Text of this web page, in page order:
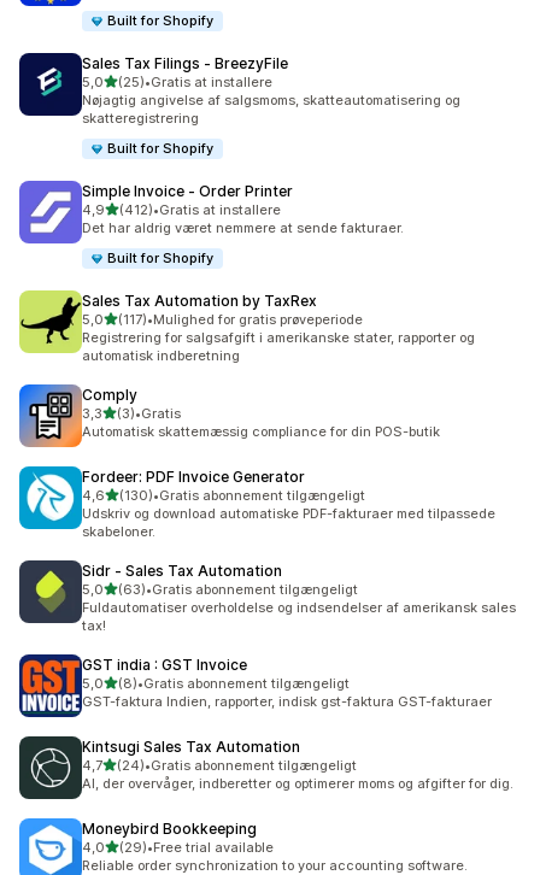
Built for Shopify
Sales Tax Filings ‑ BreezyFile
5,0ud af 5 stjerner
(25)
25 anmeldelser i alt
•Gratis at installere
Nøjagtig angivelse af salgsmoms, skatteautomatisering og
skatteregistrering
Built for Shopify
Simple Invoice ‑ Order Printer
4,9ud af 5 stjerner
(412)
412 anmeldelser i alt
•Gratis at installere
Det har aldrig været nemmere at sende fakturaer.
Built for Shopify
Sales Tax Automation by TaxRex
5,0ud af 5 stjerner
(117)
117 anmeldelser i alt
•Mulighed for gratis prøveperiode
Registrering for salgsafgift i amerikanske stater, rapporter og
automatisk indberetning
Comply
3,3ud af 5 stjerner
(3)
3 anmeldelser i alt
•Gratis
Automatisk skattemæssig compliance for din POS-butik
Fordeer: PDF Invoice Generator
4,6ud af 5 stjerner
(130)
130 anmeldelser i alt
•Gratis abonnement tilgængeligt
Udskriv og download automatiske PDF-fakturaer med tilpassede
skabeloner.
Sidr ‑ Sales Tax Automation
5,0ud af 5 stjerner
(63)
63 anmeldelser i alt
•Gratis abonnement tilgængeligt
Fuldautomatiser overholdelse og indsendelser af amerikansk sales
tax!
GST india : GST Invoice
5,0ud af 5 stjerner
(8)
8 anmeldelser i alt
•Gratis abonnement tilgængeligt
GST-faktura Indien, rapporter, indisk gst-faktura GST-fakturaer
Kintsugi Sales Tax Automation
4,7ud af 5 stjerner
(24)
24 anmeldelser i alt
•Gratis abonnement tilgængeligt
AI, der overvåger, indberetter og optimerer moms og afgifter for dig.
Moneybird Bookkeeping
4,0ud af 5 stjerner
(29)
29 anmeldelser i alt
•Free trial available
Reliable order synchronization to your accounting software.